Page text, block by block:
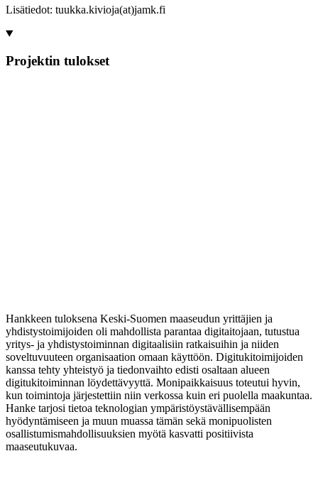
Lisätiedot: tuukka.kivioja(at)jamk.fi
Projektin tulokset
Hankkeen tuloksena Keski-Suomen maaseudun yrittäjien ja
yhdistystoimijoiden oli mahdollista parantaa digitaitojaan, tutustua
yritys- ja yhdistystoiminnan digitaalisiin ratkaisuihin ja niiden
soveltuvuuteen organisaation omaan käyttöön. Digitukitoimijoiden
kanssa tehty yhteistyö ja tiedonvaihto edisti osaltaan alueen
digitukitoiminnan löydettävyyttä. Monipaikkaisuus toteutui hyvin,
kun toimintoja järjestettiin niin verkossa kuin eri puolella maakuntaa.
Hanke tarjosi tietoa teknologian ympäristöystävällisempään
hyödyntämiseen ja muun muassa tämän sekä monipuolisten
osallistumismahdollisuuksien myötä kasvatti positiivista
maaseutukuvaa.